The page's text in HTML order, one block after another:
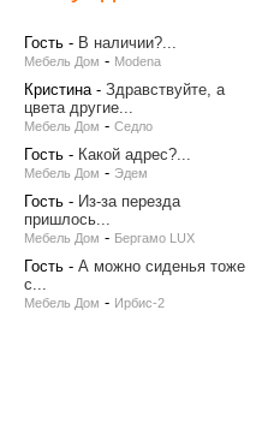
Гость - В наличии?...
Мебель Дом - Modena
Кристина- Здравствуйте, а
цвета другие...
Мебель Дом - Седло
Гость - Какой адрес?...
Мебель Дом - Эдем
Гость - Из-за перезда
пришлось...
Мебель Дом - Бергамо LUX
Гость - А можно сиденья тоже
с...
Мебель Дом - Ирбис-2